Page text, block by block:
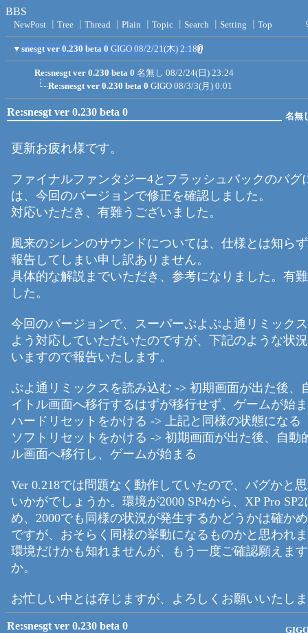
BBS
NewPost Tree Thread Plain Topic Search Setting Top
▼ snesgt ver 0.230 beta 0 GIGO 08/2/21(木) 2:18
Re:snesgt ver 0.230 beta 0 名無し 08/2/24(日) 23:24
Re:snesgt ver 0.230 beta 0 GIGO 08/3/3(月) 0:01
Re:snesgt ver 0.230 beta 0 名無
更新お疲れ様です。
ファイナルファンタジー4とフラッシュバックのバグ
は、今回のバージョンで修正を確認しました。
対応いただき、有難うございました。
風来のシレンのサウンドについては、仕様とは知ら
報告してしまい申し訳ありません。
具体的な解説までいただき、参考になりました。有
した。
今回のバージョンで、スーパーぷよぷよ通リミック
よう対応していただいたのですが、下記のような状
いますので報告いたします。
ぷよ通リミックスを読み込む -> 初期画面が出た後、
イトル画面へ移行するはずが移行せず、ゲームが始
ハードリセットをかける -> 上記と同様の状態になる
ソフトリセットをかける -> 初期画面が出た後、自動
ル画面へ移行し、ゲームが始まる
Ver 0.218では問題なく動作していたので、バグかと
いかがでしょうか。環境が2000 SP4から、XP Pro
め、2000でも同様の状況が発生するかどうかは確か
ですが、おそらく同様の挙動になるものかと思われ
環境だけかも知れませんが、もう一度ご確認願えま
か。
お忙しい中とは存じますが、よろしくお願いいたし
Re:snesgt ver 0.230 beta 0